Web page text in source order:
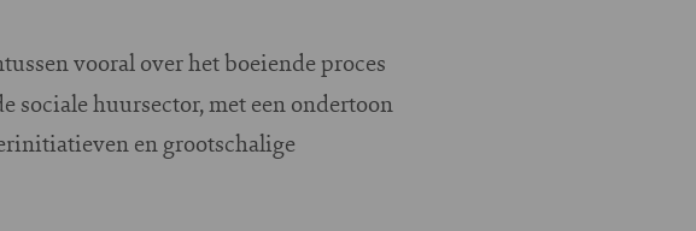
vooral over het boeiende proces
sociale huursector, met een ondertoon
en grootschalige